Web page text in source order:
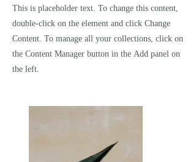
This is placeholder text. To change this content,
double-click on the element and click Change
Content. To manage all your collections, click on
the Content Manager button in the Add panel on
the left.